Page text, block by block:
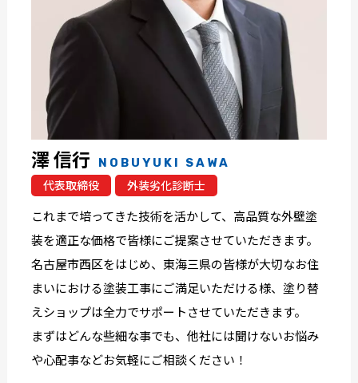
澤 信行 NOBUYUKI SAWA
代表取締役 外装劣化診断士
これまで培ってきた技術を活かして、高品質な外壁塗
装を適正な価格で皆様にご提案させていただきます。
名古屋市西区をはじめ、東海三県の皆様が大切なお住
まいにおける塗装工事にご満足いただける様、塗り替
えショップは全力でサポートさせていただきます。
まずはどんな些細な事でも、他社には聞けないお悩み
や心配事などお気軽にご相談ください！